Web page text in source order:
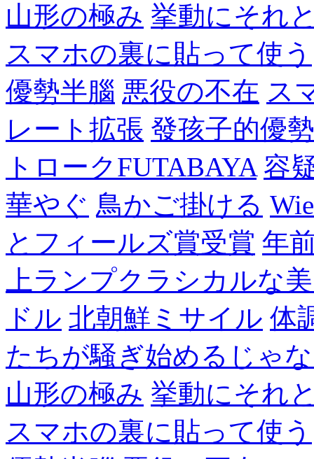
山形の極み 挙動にそれ
スマホの裏に貼って使う
優勢半腦 悪役の不在 ス
レート拡張 發孩子的優
トロークFUTABAYA 容
華やぐ 鳥かご掛ける
とフィールズ賞受賞 年
上ランプクラシカルな
ドル 北朝鮮ミサイル 体
たちが騒ぎ始めるじゃ
山形の極み 挙動にそれ
スマホの裏に貼って使う